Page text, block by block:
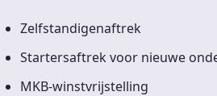
Zelfstandigenaftrek
Startersaftrek voor nieuwe
MKB-winstvrijstelling